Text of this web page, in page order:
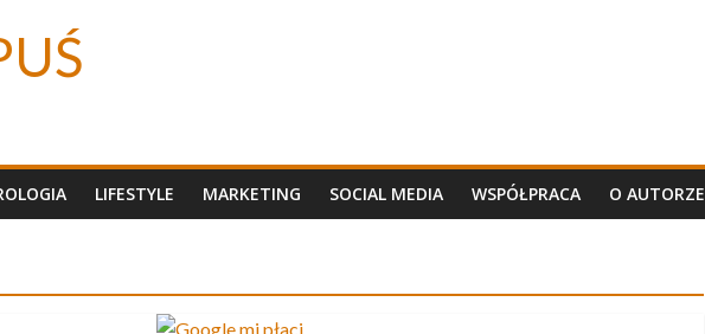
LIFESTYLE MARKETING SOCIAL MEDIA WSPÓŁPRACA O AUTORZE